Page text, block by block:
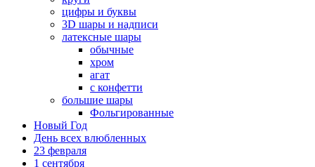
цифры и буквы
3D шары и надписи
латексные шары
обычные
хром
агат
с конфетти
большие шары
Фольгированные
Новый Год
День всех влюбленных
23 февраля
1 сентября